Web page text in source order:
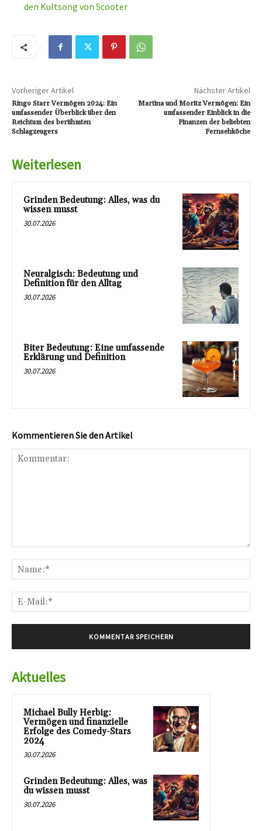
den Kultsong von Scooter
Vorheriger Artikel
Ringo Starr Vermögen 2024: Ein
umfassender Überblick über den
Reichtum des berühmten
Schlagzeugers
Nächster Artikel
Martina und Moritz Vermögen: Ein
umfassender Einblick in die
Finanzen der beliebten
Fernsehköche
Weiterlesen
Grinden Bedeutung: Alles, was du
wissen musst
30.07.2026
Neuralgisch: Bedeutung und
Definition für den Alltag
30.07.2026
Biter Bedeutung: Eine umfassende
Erklärung und Definition
30.07.2026
Kommentieren Sie den Artikel
Aktuelles
Michael Bully Herbig:
Vermögen und finanzielle
Erfolge des Comedy-Stars
2024
30.07.2026
Grinden Bedeutung: Alles, was
du wissen musst
30.07.2026